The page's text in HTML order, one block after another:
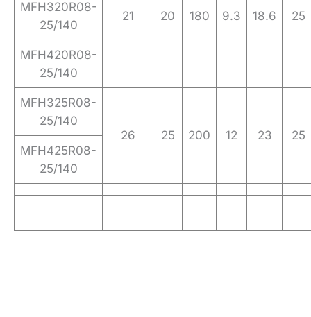
21 20 180 9.3 18.6 25
MFH320R08-
25/140
MFH420R08-
25/140
MFH325R08-
25/140
26
25 200 12 23
25
MFH425R08-
25/140